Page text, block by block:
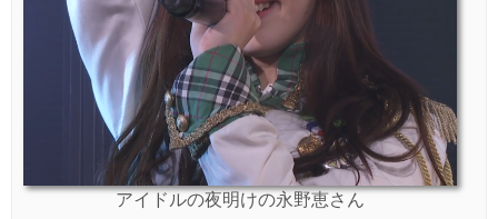
アイドルの夜明けの永野恵さん